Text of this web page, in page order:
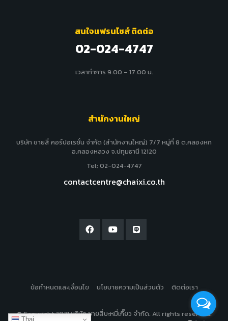
สนใจแฟรนไชส์ ติดต่อ
02-024-4747
เวลาทำการ 9.00 – 17.00 น.
สำนักงานใหญ่
บริษัท ชายสี่ คอร์ปอเรชั่น จำกัด (สำนักงานใหญ่) 7/7 หมู่ที่ 8 ต.คลองหก
อ.คลองหลวง จ.ปทุมธานี 12120
Tel: 02-024-4747
contactcentre@chaixi.co.th
© Copyright 2021 บริษัท ชายสี่บะหมี่เกี๊ยว จำกัด. All rights reserved.
ข้อกำหนดและเงื่อนไข นโยบายความเป็นส่วนตัว ติดต่อเรา
Thai